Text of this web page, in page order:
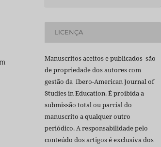
LICENÇA
Manuscritos aceitos e publicados são
de propriedade dos autores com
gestão da Ibero-American Journal of
Studies in Education. É proibida a
submissão total ou parcial do
manuscrito a qualquer outro
periódico. A responsabilidade pelo
conteúdo dos artigos é exclusiva dos